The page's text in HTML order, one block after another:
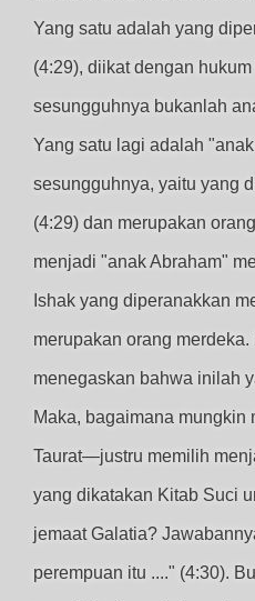
Yang satu adalah yang
(4:29), diikat dengan hukum
sesungguhnya bukanlah
Yang satu lagi adalah
sesungguhnya, yaitu yang
(4:29) dan merupakan
menjadi "anak Abraham"
Ishak yang diperanakkan
merupakan orang
menegaskan bahwa inilah
Maka, bagaimana
Taurat—justru memilih
yang dikatakan Kitab Suci
jemaat Galatia?
perempuan itu ...." (4:30).